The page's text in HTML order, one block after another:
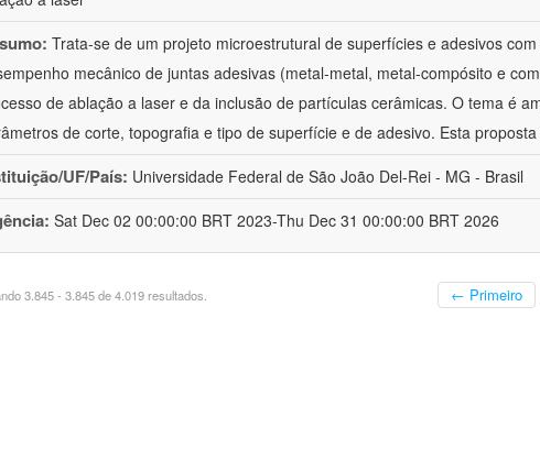
Trata-se de um projeto microestrutural de superfícies e adesivos
mecânico de juntas adesivas (metal-metal, metal-compósito e
de ablação a laser e da inclusão de partículas cerâmicas. O tema é
de corte, topografia e tipo de superfície e de adesivo. Esta
UF/País: Universidade Federal de São João Del-Rei - MG - Brasil
Sat Dec 02 00:00:00 BRT 2023-Thu Dec 31 00:00:00 BRT 2026
3.845 - 3.845 de 4.019 resultados. ← Primeiro